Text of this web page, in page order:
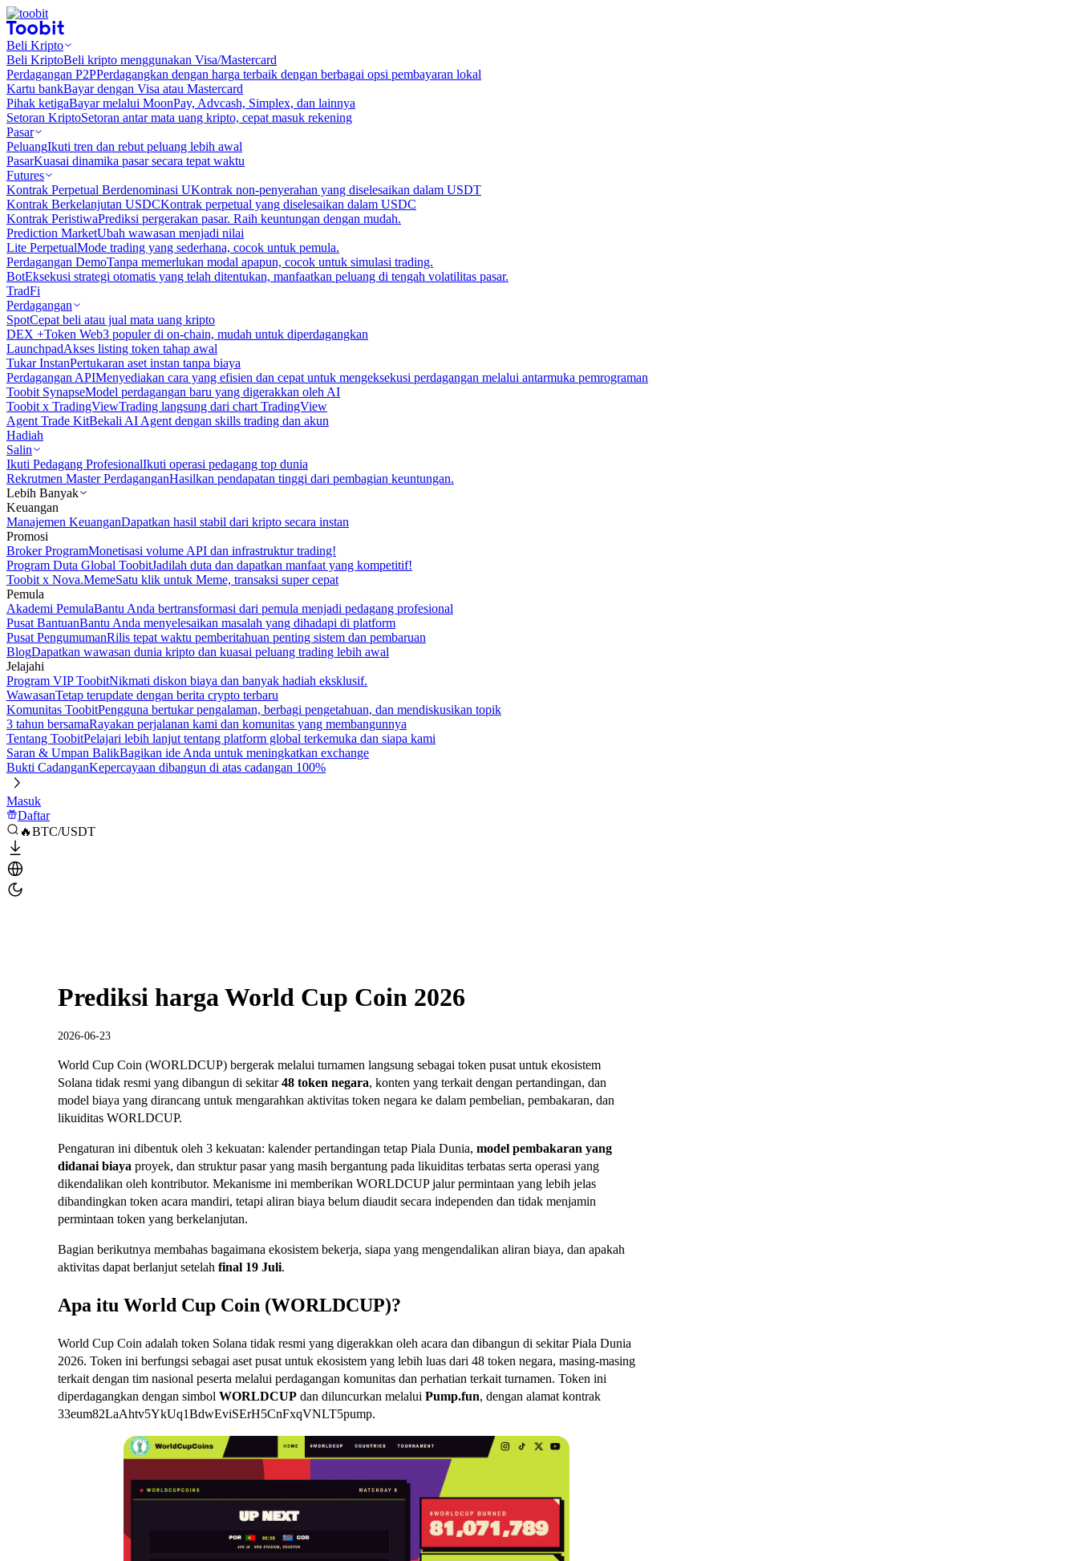
Beli Kripto
Beli KriptoBeli kripto menggunakan Visa/Mastercard
Perdagangan P2PPerdagangkan dengan harga terbaik dengan berbagai opsi pembayaran lokal
Kartu bankBayar dengan Visa atau Mastercard
Pihak ketigaBayar melalui MoonPay, Advcash, Simplex, dan lainnya
Setoran KriptoSetoran antar mata uang kripto, cepat masuk rekening
Pasar
PeluangIkuti tren dan rebut peluang lebih awal
PasarKuasai dinamika pasar secara tepat waktu
Futures
Kontrak Perpetual Berdenominasi UKontrak non-penyerahan yang diselesaikan dalam USDT
Kontrak Berkelanjutan USDCKontrak perpetual yang diselesaikan dalam USDC
Kontrak PeristiwaPrediksi pergerakan pasar. Raih keuntungan dengan mudah.
Prediction MarketUbah wawasan menjadi nilai
Lite PerpetualMode trading yang sederhana, cocok untuk pemula.
Perdagangan DemoTanpa memerlukan modal apapun, cocok untuk simulasi trading.
BotEksekusi strategi otomatis yang telah ditentukan, manfaatkan peluang di tengah volatilitas pasar.
TradFi
Perdagangan
SpotCepat beli atau jual mata uang kripto
DEX +Token Web3 populer di on-chain, mudah untuk diperdagangkan
LaunchpadAkses listing token tahap awal
Tukar InstanPertukaran aset instan tanpa biaya
Perdagangan APIMenyediakan cara yang efisien dan cepat untuk mengeksekusi perdagangan melalui antarmuka pemrograman
Toobit SynapseModel perdagangan baru yang digerakkan oleh AI
Toobit x TradingViewTrading langsung dari chart TradingView
Agent Trade KitBekali AI Agent dengan skills trading dan akun
Hadiah
Salin
Ikuti Pedagang ProfesionalIkuti operasi pedagang top dunia
Rekrutmen Master PerdaganganHasilkan pendapatan tinggi dari pembagian keuntungan.
Lebih Banyak
Keuangan
Manajemen KeuanganDapatkan hasil stabil dari kripto secara instan
Promosi
Broker ProgramMonetisasi volume API dan infrastruktur trading!
Program Duta Global ToobitJadilah duta dan dapatkan manfaat yang kompetitif!
Toobit x Nova.MemeSatu klik untuk Meme, transaksi super cepat
Pemula
Akademi PemulaBantu Anda bertransformasi dari pemula menjadi pedagang profesional
Pusat BantuanBantu Anda menyelesaikan masalah yang dihadapi di platform
Pusat PengumumanRilis tepat waktu pemberitahuan penting sistem dan pembaruan
BlogDapatkan wawasan dunia kripto dan kuasai peluang trading lebih awal
Jelajahi
Program VIP ToobitNikmati diskon biaya dan banyak hadiah eksklusif.
WawasanTetap terupdate dengan berita crypto terbaru
Komunitas ToobitPengguna bertukar pengalaman, berbagi pengetahuan, dan mendiskusikan topik
3 tahun bersamaRayakan perjalanan kami dan komunitas yang membangunnya
Tentang ToobitPelajari lebih lanjut tentang platform global terkemuka dan siapa kami
Saran & Umpan BalikBagikan ide Anda untuk meningkatkan exchange
Bukti CadanganKepercayaan dibangun di atas cadangan 100%
Masuk
Daftar
🔥BTC/USDT
Prediksi harga World Cup Coin 2026
2026-06-23
World Cup Coin (WORLDCUP) bergerak melalui turnamen langsung sebagai token pusat untuk ekosistem
Solana tidak resmi yang dibangun di sekitar48 token negara, konten yang terkait dengan pertandingan, dan
model biaya yang dirancang untuk mengarahkan aktivitas token negara ke dalam pembelian, pembakaran, dan
likuiditas WORLDCUP.
Pengaturan ini dibentuk oleh 3 kekuatan: kalender pertandingan tetap Piala Dunia, model pembakaran yang
didanai biaya proyek, dan struktur pasar yang masih bergantung pada likuiditas terbatas serta operasi yang
dikendalikan oleh kontributor. Mekanisme ini memberikan WORLDCUP jalur permintaan yang lebih jelas
dibandingkan token acara mandiri, tetapi aliran biaya belum diaudit secara independen dan tidak menjamin
permintaan token yang berkelanjutan.
Bagian berikutnya membahas bagaimana ekosistem bekerja, siapa yang mengendalikan aliran biaya, dan apakah
aktivitas dapat berlanjut setelah final 19 Juli.
Apa itu World Cup Coin (WORLDCUP)?
World Cup Coin adalah token Solana tidak resmi yang digerakkan oleh acara dan dibangun di sekitar Piala Dunia
2026. Token ini berfungsi sebagai aset pusat untuk ekosistem yang lebih luas dari 48 token negara, masing-masing
terkait dengan tim nasional peserta melalui perdagangan komunitas dan perhatian terkait turnamen. Token ini
diperdagangkan dengan simbol WORLDCUP dan diluncurkan melalui Pump.fun, dengan alamat kontrak
33eum82LaAhtv5YkUq1BdwEviSErH5CnFxqVNLT5pump.